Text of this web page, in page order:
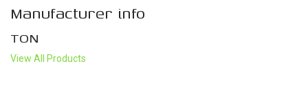
Manufacturer info
TON
View All Products